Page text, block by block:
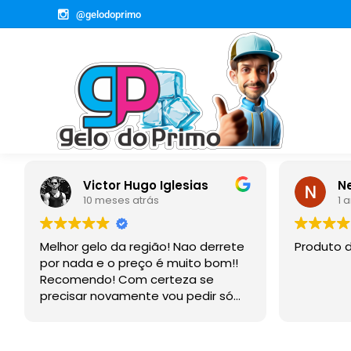
@gelodoprimo
Victor Hugo Iglesias
10 meses atrás
Melhor gelo da região! Nao derrete
por nada e o preço é muito bom!!
Recomendo! Com certeza se
precisar novamente vou pedir só
1 ano
Produto de